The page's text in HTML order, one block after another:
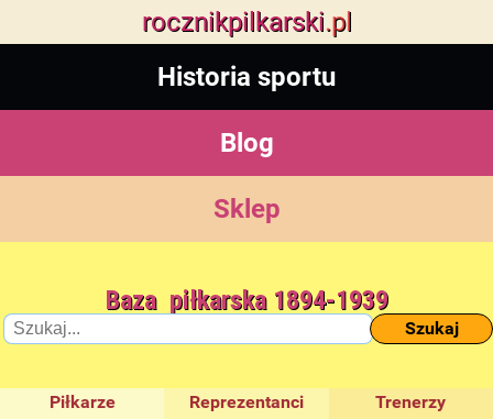
rocznikpilkarski.pl
Historia sportu
Blog
Sklep
Baza piłkarska 1894-1939
Szukaj
Piłkarze
Reprezentanci
Trenerzy